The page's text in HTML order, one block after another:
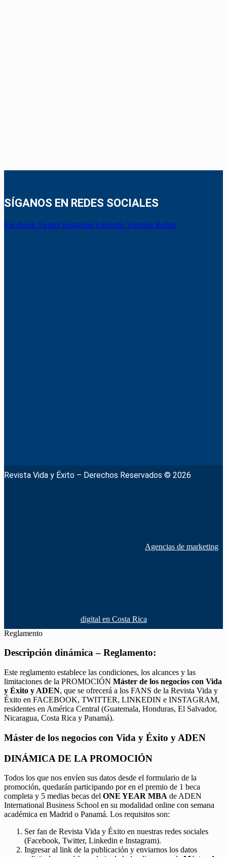
SÍGANOS EN REDES SOCIALES
Facebook Twitter Instagram Linkedin Youtube Reddit
Revista Vida y Éxito – Derechos Reservados © 2026
Agencias de marketing
digital en Costa Rica
Reglamento
Descripción dinámica – Reglamento:
Este reglamento establece las condiciones, los alcances y las
limitaciones de la PROMOCIÓN Máster de los negocios con Vida
y Éxito y ADEN, que se ofrecerá a los FANS de la Revista Vida y
Éxito en FACEBOOK, TWITTER, LINKEDIN e INSTAGRAM,
residentes en América Central (Guatemala, Honduras, El Salvador,
Nicaragua, Costa Rica y Panamá).
Máster de los negocios con Vida y Éxito y ADEN
DINÁMICA DE LA PROMOCIÓN
Todos los que nos envíen sus datos desde el formulario de la
promoción, quedarán participando por en el premio de 1 beca
completa y 5 medias becas del ONE YEAR MBA de ADEN
International Business School en su modalidad online con semana
académica en Madrid o Panamá. Los requisitos son:
Ser fan de Revista Vida y Éxito en nuestras redes sociales
(Facebook, Twitter, Linkedin e Instagram).
Ingresar al link de la publicación y enviarnos los datos